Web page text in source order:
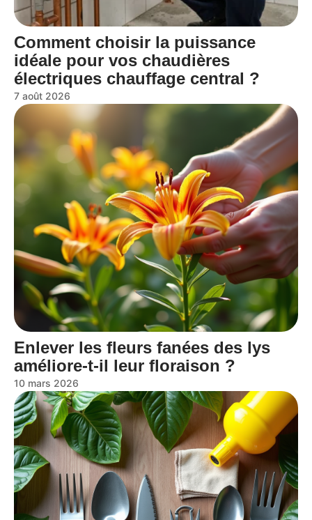
Comment choisir la puissance
idéale pour vos chaudières
électriques chauffage central ?
7 août 2026
Enlever les fleurs fanées des lys
améliore-t-il leur floraison ?
10 mars 2026